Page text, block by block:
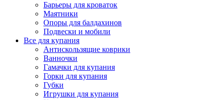
Барьеры для кроваток
Маятники
Опоры для балдахинов
Подвески и мобили
Все для купания
Антискользящие коврики
Ванночки
Гамачки для купания
Горки для купания
Губки
Игрушки для купания